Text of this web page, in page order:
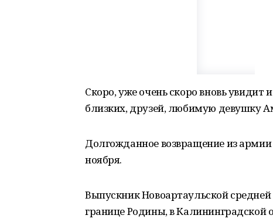
Скоро, уже очень скоро вновь
близких, друзей, любимую девушку
Долгожданное возвращение из
ноября.
Выпускник Новоартаульской
границе Родины, в Калининградской